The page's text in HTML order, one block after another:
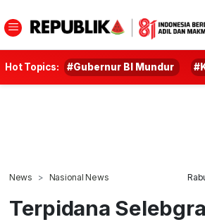
Hot Topics: #Gubernur BI Mundur
News Nasional News
Terpidana